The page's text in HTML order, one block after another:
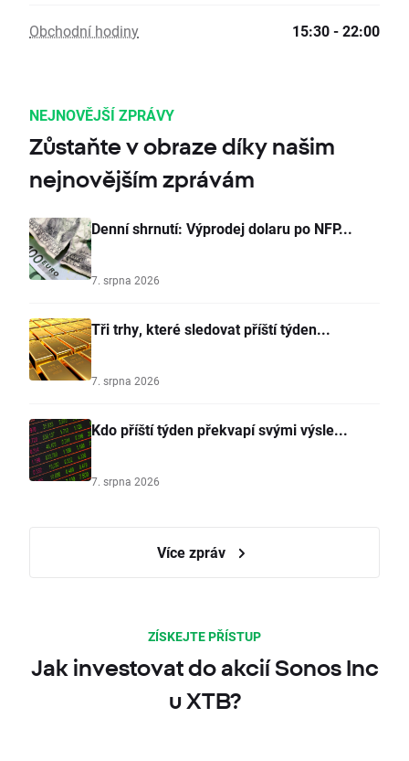
Obchodní hodiny 15:30 - 22:00
NEJNOVĚJŠÍ ZPRÁVY
Zůstaňte v obraze díky našim
nejnovějším zprávám
Denní shrnutí: Výprodej dolaru po NFP...
7. srpna 2026
Tři trhy, které sledovat příští týden...
7. srpna 2026
Kdo příští týden překvapí svými výsle...
7. srpna 2026
Více zpráv
ZÍSKEJTE PŘÍSTUP
Jak investovat do akcií Sonos Inc
u XTB?